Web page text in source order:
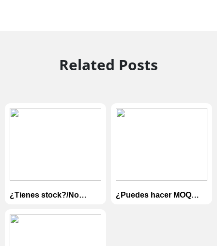
Related Posts
¿Tienes stock?/No
personalizado, solo
Envíeme el producto
¿Puedes hacer MOQ